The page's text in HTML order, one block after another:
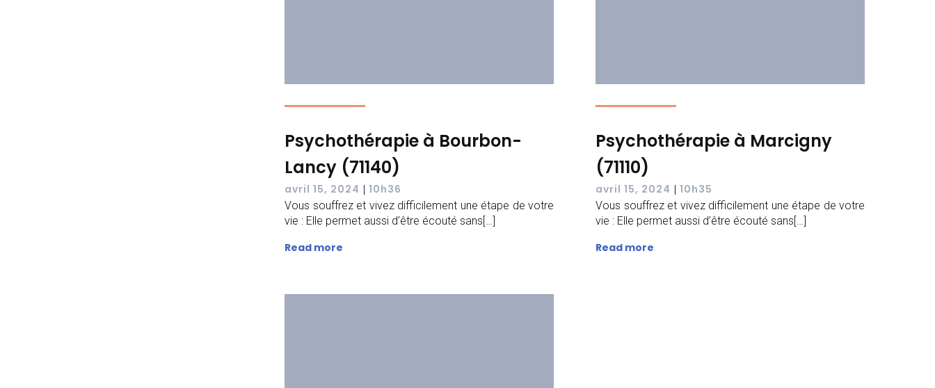
Psychothérapie à Bourbon-
Lancy (71140)
avril 15, 2024 | 10h36
Vous souffrez et vivez difficilement une étape de votre
vie : Elle permet aussi d’être écouté sans[…]
Read more
Psychothérapie à Marcigny
(71110)
avril 15, 2024 | 10h35
Vous souffrez et vivez difficilement une étape de votre
vie : Elle permet aussi d’être écouté sans[…]
Read more